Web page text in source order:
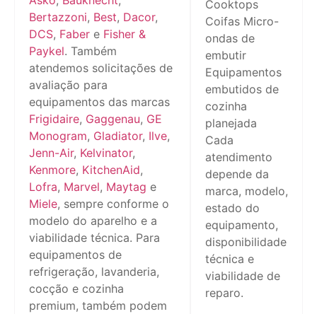
Bertazzoni, Best, Dacor,
DCS, Faber e Fisher &
Paykel. Também
atendemos solicitações de
avaliação para
equipamentos das marcas
Frigidaire, Gaggenau, GE
Monogram, Gladiator, Ilve,
Jenn-Air, Kelvinator,
Kenmore, KitchenAid,
Lofra, Marvel, Maytag e
Miele, sempre conforme o
modelo do aparelho e a
viabilidade técnica. Para
equipamentos de
refrigeração, lavanderia,
cocção e cozinha
premium, também podem
Cooktops
Coifas Micro-
ondas de
embutir
Equipamentos
embutidos de
cozinha
planejada
Cada
atendimento
depende da
marca, modelo,
estado do
equipamento,
disponibilidade
técnica e
viabilidade de
reparo.